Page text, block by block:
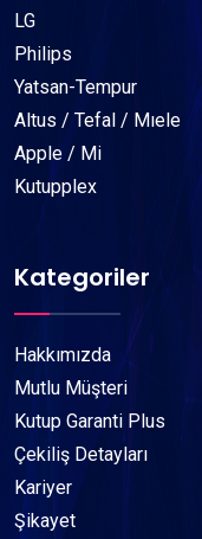
LG
Philips
Yatsan-Tempur
Altus / Tefal / Mıele
Apple / Mi
Kutupplex
Kategoriler
Hakkımızda
Mutlu Müşteri
Kutup Garanti Plus
Çekiliş Detayları
Kariyer
Şikayet